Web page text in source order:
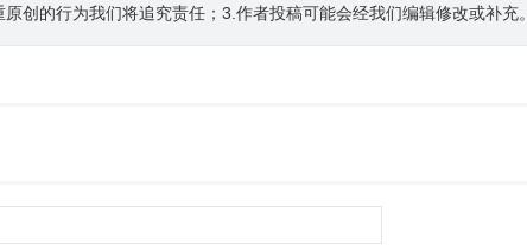
原创的行为我们将追究责任；3.作者投稿可能会经我们编辑修改或补充。